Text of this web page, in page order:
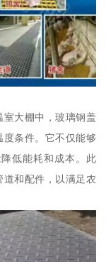
大棚中，玻璃钢盖
条件。它不仅能够
低能耗和成本。此
和配件，以满足农